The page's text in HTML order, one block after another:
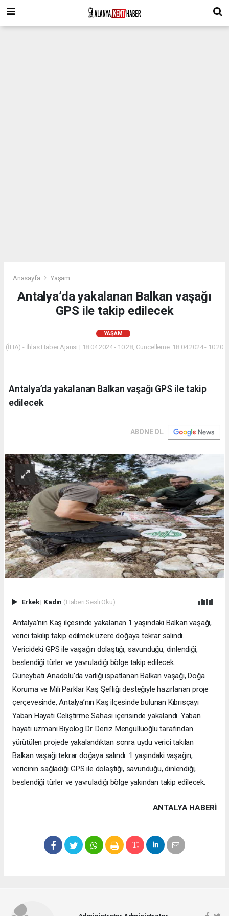
Anasayfa Yaşam
Antalya’da yakalanan Balkan vaşağı
GPS ile takip edilecek
YAŞAM
(İHA) - İhlas Haber Ajansı | 18.04.2024 - 10:28, Güncelleme: 18.04.2024 - 10:20
Antalya’da yakalanan Balkan vaşağı GPS ile takip
edilecek
ABONE OL
Erkek| Kadın (Haberi Sesli Oku)
Antalya’nın Kaş ilçesinde yakalanan 1 yaşındaki Balkan vaşağı,
verici takılıp takip edilmek üzere doğaya tekrar salındı.
Vericideki GPS ile vaşağın dolaştığı, savunduğu, dinlendiği,
beslendiği türler ve yavruladığı bölge takip edilecek.
Güneybatı Anadolu’da varlığı ispatlanan Balkan vaşağı, Doğa
Koruma ve Mili Parklar Kaş Şefliği desteğiyle hazırlanan proje
çerçevesinde, Antalya’nın Kaş ilçesinde bulunan Kıbrısçayı
Yaban Hayatı Geliştirme Sahası içerisinde yakalandı. Yaban
hayatı uzmanı Biyolog Dr. Deniz Mengüllüoğlu tarafından
yürütülen projede yakalandıktan sonra uydu verici takılan
Balkan vaşağı tekrar doğaya salındı. 1 yaşındaki vaşağın,
vericinin sağladığı GPS ile dolaştığı, savunduğu, dinlendiği,
beslendiği türler ve yavruladığı bölge yakından takip edilecek.
ANTALYA HABERİ